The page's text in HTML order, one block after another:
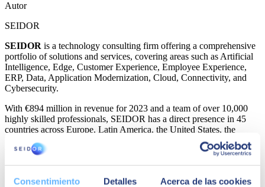
Consentimiento Detalles Acerca de las cookies
Autor
SEIDOR
SEIDOR is a technology consulting firm offering a comprehensive
portfolio of solutions and services, covering areas such as Artificial
Intelligence, Edge, Customer Experience, Employee Experience,
ERP, Data, Application Modernization, Cloud, Connectivity, and
Cybersecurity.
With €894 million in revenue for 2023 and a team of over 10,000
highly skilled professionals, SEIDOR has a direct presence in 45
countries across Europe, Latin America, the United States, the
Middle East, Africa, and Asia. The firm is a trusted partner of the
world’s leading technology providers.
Quizá te puede interesar